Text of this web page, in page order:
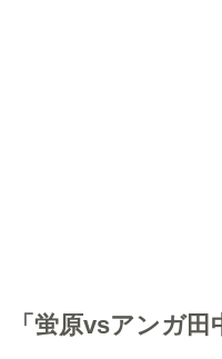
「 蛍原vsアンガ田